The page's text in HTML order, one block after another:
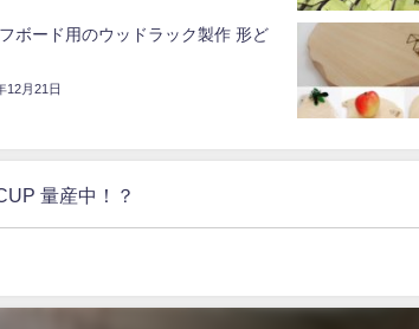
ボード用のウッドラック製作 形ど
12月21日
量産中！？